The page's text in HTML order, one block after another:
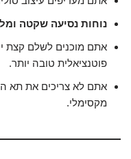
נוחות נסיעה שקטה
אתם מוכנים לשלם קצת
פוטנציאלית טובה יותר.
אתם לא צריכים את תא
מקסימלי.